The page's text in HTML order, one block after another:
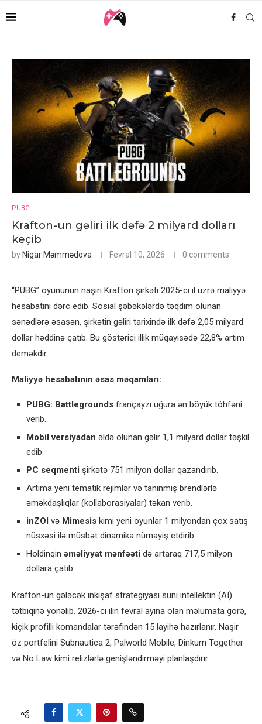
PUBG
Krafton-un gəliri ilk dəfə 2 milyard dolları
keçib
by Nigar Məmmədova Fevral 10, 2026 0 comments
“PUBG” oyununun naşiri Krafton şirkəti 2025-ci il üzrə maliyyə
hesabatını dərc edib. Sosial şəbəkələrdə təqdim olunan
sənədlərə əsasən, şirkətin gəliri tarixində ilk dəfə 2,05 milyard
dollar həddinə çatıb. Bu göstərici illik müqayisədə 22,8% artım
deməkdir.
Maliyyə hesabatının əsas məqamları:
PUBG: Battlegrounds françayzı uğura ən böyük töhfəni
verib.
Mobil versiyadan əldə olunan gəlir 1,1 milyard dollar təşkil
edib.
PC seqmenti şirkətə 751 milyon dollar qazandırıb.
Artıma yeni tematik rejimlər və tanınmış brendlərlə
əməkdaşlıqlar (kollaborasiyalar) təkan verib.
inZOI və Mimesis kimi yeni oyunlar 1 milyondan çox satış
nüsxəsi ilə müsbət dinamika nümayiş etdirib.
Holdinqin əməliyyat mənfəəti də artaraq 717,5 milyon
dollara çatıb.
Krafton-un gələcək inkişaf strategiyası süni intellektin (AI)
tətbiqinə yönəlib. 2026-cı ilin fevral ayına olan məlumata görə,
kiçik profilli komandalar tərəfindən 15 layihə hazırlanır. Naşir
öz portfelini Subnautica 2, Palworld Mobile, Dinkum Together
və No Law kimi relizlərlə genişləndirməyi planlaşdırır.